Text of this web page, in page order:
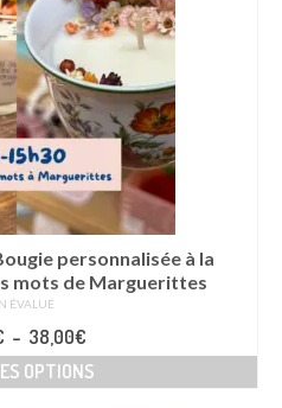
personnalisée à la
mots de Marguerittes
ÉVALUÉ
– 38,00€
de
prix :
OPTIONS